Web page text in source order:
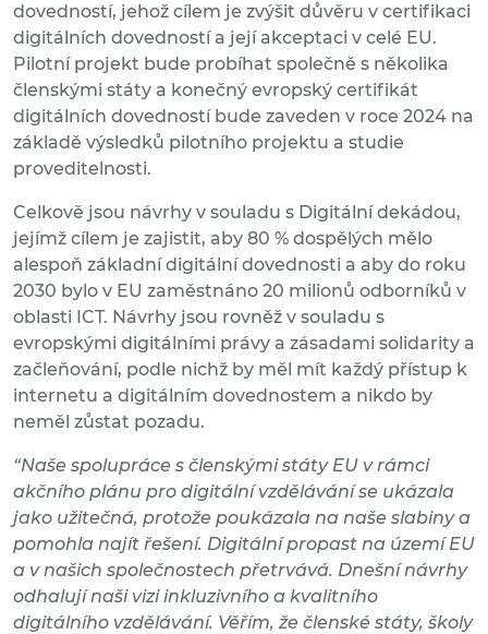
dovedností, jehož cílem je zvýšit důvěru v certifikaci
digitálních dovedností a její akceptaci v celé EU.
Pilotní projekt bude probíhat společně s několika
členskými státy a konečný evropský certifikát
digitálních dovedností bude zaveden v roce 2024 na
základě výsledků pilotního projektu a studie
proveditelnosti.
Celkově jsou návrhy v souladu s Digitální dekádou,
jejímž cílem je zajistit, aby 80 % dospělých mělo
alespoň základní digitální dovednosti a aby do roku
2030 bylo v EU zaměstnáno 20 milionů odborníků v
oblasti ICT. Návrhy jsou rovněž v souladu s
evropskými digitálními právy a zásadami solidarity a
začleňování, podle nichž by měl mít každý přístup k
internetu a digitálním dovednostem a nikdo by
neměl zůstat pozadu.
“Naše spolupráce s členskými státy EU v rámci
akčního plánu pro digitální vzdělávání se ukázala
jako užitečná, protože poukázala na naše slabiny a
pomohla najít řešení. Digitální propast na území EU
a v našich společnostech přetrvává. Dnešní návrhy
odhalují naši vizi inkluzivního a kvalitního
digitálního vzdělávání. Věřím, že členské státy, školy